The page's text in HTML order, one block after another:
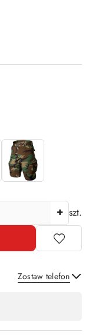
szt.
Zostaw telefon